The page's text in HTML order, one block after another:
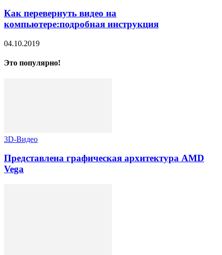
Как перевернуть видео на
компьютере:подробная инструкция
04.10.2019
Это популярно!
3D-Видео
Представлена графическая архитектура AMD
Vega